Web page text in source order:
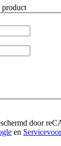
product
door
en